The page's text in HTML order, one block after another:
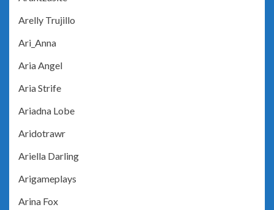
Arelly Trujillo
Ari_Anna
Aria Angel
Aria Strife
Ariadna Lobe
Aridotrawr
Ariella Darling
Arigameplays
Arina Fox